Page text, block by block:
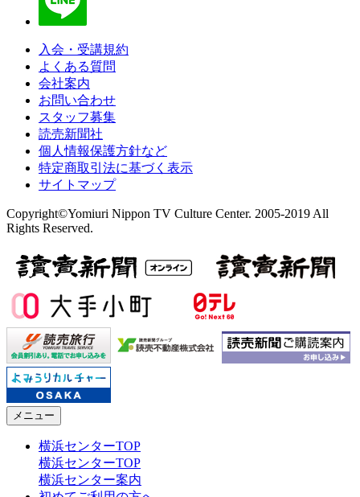
入会・受講規約
よくある質問
会社案内
お問い合わせ
スタッフ募集
読売新聞社
個人情報保護方針など
特定商取引法に基づく表示
サイトマップ
Copyright©Yomiuri Nippon TV Culture Center. 2005-2019 All
Rights Reserved.
メニュー
横浜センターTOP
横浜センターTOP
横浜センター案内